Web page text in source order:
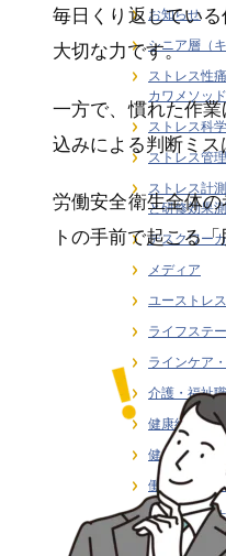
毎日くり返してい
大切な力です。
一方で、慣れた作
込みによる判断ミ
労働安全衛生全体
トの手前で起こる
お知らせ
シニア層（
ストレス性
カワメソッド
ストレス科
ストレス管理
ストレス計
と研修効果
デスクワー
メディア
ユーストレ
ライフステ
ラインケア
介護・福祉
健康経営
健康経営戦
働き方 × 健
労働安全衛生
在宅勤務者